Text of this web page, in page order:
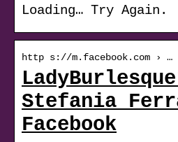
Loading… Try Again.
http s://m.facebook.com › …
Stefania
Facebook